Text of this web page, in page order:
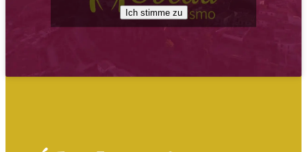
Ich stimme zu